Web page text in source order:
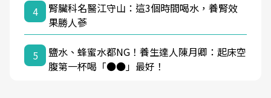
4
腎臟科名醫江守山：這3個時間喝水，養腎效
果勝人蔘
5
鹽水、蜂蜜水都NG！養生達人陳月卿：起床空
腹第一杯喝「●●」最好！